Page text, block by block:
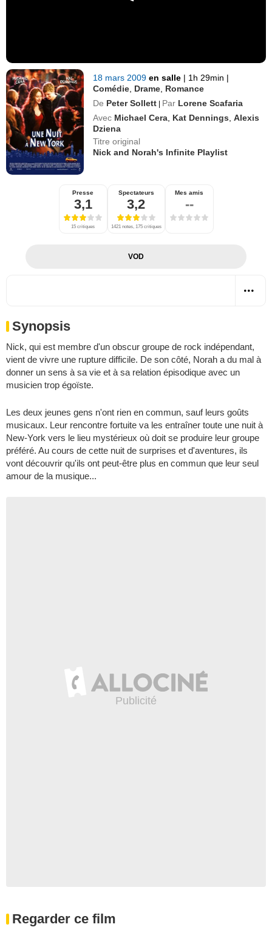
18 mars 2009en salle | 1h 29min |
Comédie Drame Romance
De Peter Sollett | Par Lorene Scafaria
Avec Michael Cera Kat Dennings ,Alexis
Dziena
Titre original
Nick and Norah's Infinite Playlist
Presse
3,1
15 critiques
Spectateurs
3,2
1421 notes, 175 critiques
Mes amis
--
VOD
Synopsis
Nick, qui est membre d'un obscur groupe de rock indépendant,
vient de vivre une rupture difficile. De son côté, Norah a du mal à
donner un sens à sa vie et à sa relation épisodique avec un
musicien trop égoïste.
Les deux jeunes gens n'ont rien en commun, sauf leurs goûts
musicaux. Leur rencontre fortuite va les entraîner toute une nuit à
New-York vers le lieu mystérieux où doit se produire leur groupe
préféré. Au cours de cette nuit de surprises et d'aventures, ils
vont découvrir qu'ils ont peut-être plus en commun que leur seul
amour de la musique...
Regarder ce film